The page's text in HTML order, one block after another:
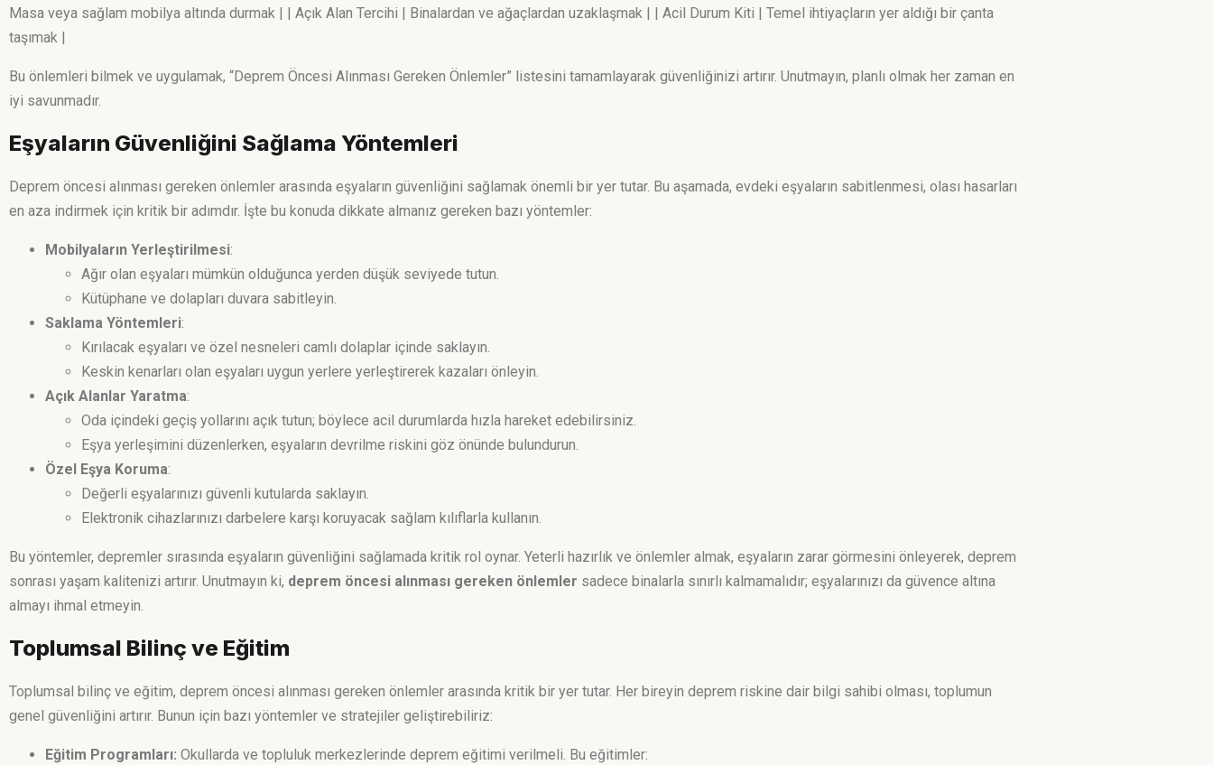
Masa veya sağlam mobilya altında durmak | | Açık Alan Tercihi | Binalardan ve ağaçlardan uzaklaşmak | | Acil Durum Kiti | Temel ihtiyaçların yer aldığı bir çanta
taşımak |
Bu önlemleri bilmek ve uygulamak, “Deprem Öncesi Alınması Gereken Önlemler” listesini tamamlayarak güvenliğinizi artırır. Unutmayın, planlı olmak her zaman en
iyi savunmadır.
Eşyaların Güvenliğini Sağlama Yöntemleri
Deprem öncesi alınması gereken önlemler arasında eşyaların güvenliğini sağlamak önemli bir yer tutar. Bu aşamada, evdeki eşyaların sabitlenmesi, olası hasarları
en aza indirmek için kritik bir adımdır. İşte bu konuda dikkate almanız gereken bazı yöntemler:
Mobilyaların Yerleştirilmesi:
Ağır olan eşyaları mümkün olduğunca yerden düşük seviyede tutun.
Kütüphane ve dolapları duvara sabitleyin.
Saklama Yöntemleri:
Kırılacak eşyaları ve özel nesneleri camlı dolaplar içinde saklayın.
Keskin kenarları olan eşyaları uygun yerlere yerleştirerek kazaları önleyin.
Açık Alanlar Yaratma:
Oda içindeki geçiş yollarını açık tutun; böylece acil durumlarda hızla hareket edebilirsiniz.
Eşya yerleşimini düzenlerken, eşyaların devrilme riskini göz önünde bulundurun.
Özel Eşya Koruma:
Değerli eşyalarınızı güvenli kutularda saklayın.
Elektronik cihazlarınızı darbelere karşı koruyacak sağlam kılıflarla kullanın.
Bu yöntemler, depremler sırasında eşyaların güvenliğini sağlamada kritik rol oynar. Yeterli hazırlık ve önlemler almak, eşyaların zarar görmesini önleyerek, deprem
sonrası yaşam kalitenizi artırır. Unutmayın ki, deprem öncesi alınması gereken önlemler sadece binalarla sınırlı kalmamalıdır; eşyalarınızı da güvence altına
almayı ihmal etmeyin.
Toplumsal Bilinç ve Eğitim
Toplumsal bilinç ve eğitim, deprem öncesi alınması gereken önlemler arasında kritik bir yer tutar. Her bireyin deprem riskine dair bilgi sahibi olması, toplumun
genel güvenliğini artırır. Bunun için bazı yöntemler ve stratejiler geliştirebiliriz:
Eğitim Programları: Okullarda ve topluluk merkezlerinde deprem eğitimi verilmeli. Bu eğitimler: